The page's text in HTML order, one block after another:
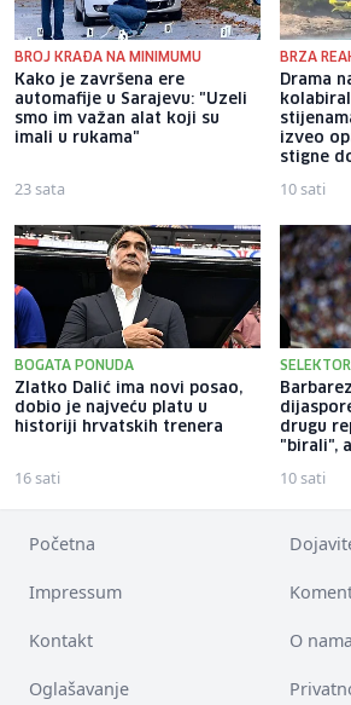
BROJ KRAĐA NA MINIMUMU
Kako je završena ere
automafije u Sarajevu: "Uzeli
smo im važan alat koji su
imali u rukama"
23 sata
BRZA
Drama
izveo
stigne
10 sati
BOGATA PONUDA
Zlatko Dalić ima novi posao,
dobio je najveću platu u
historiji hrvatskih trenera
16 sati
drugu
"birali",
10 sati
Početna
Impressum
Kontakt O nama
Oglašavanje